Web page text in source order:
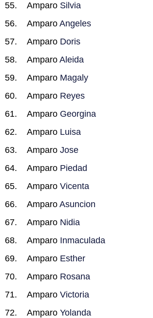
Amparo Silvia
Amparo Angeles
Amparo Doris
Amparo Aleida
Amparo Magaly
Amparo Reyes
Amparo Georgina
Amparo Luisa
Amparo Jose
Amparo Piedad
Amparo Vicenta
Amparo Asuncion
Amparo Nidia
Amparo Inmaculada
Amparo Esther
Amparo Rosana
Amparo Victoria
Amparo Yolanda